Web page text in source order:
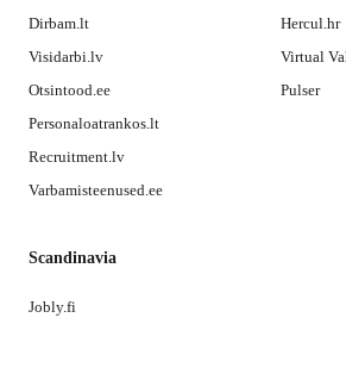
Dirbam.lt
Visidarbi.lv
Otsintood.ee
Personaloatrankos.lt
Recruitment.lv
Varbamisteenused.ee
Hercul.hr
Virtual
Pulser
Scandinavia
Jobly.fi